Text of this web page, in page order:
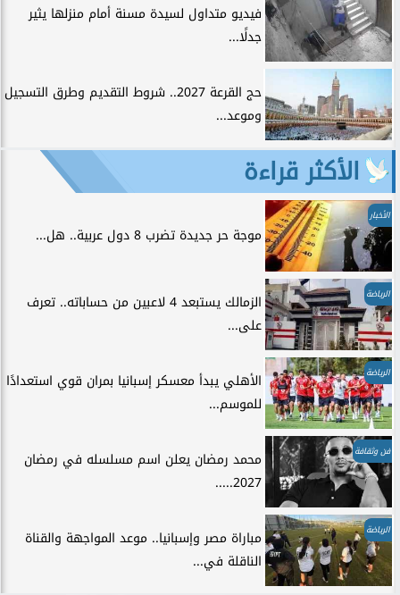
فيديو متداول لسيدة مسنة أمام منزلها يثير
جدلًا...
حج القرعة 2027.. شروط التقديم وطرق التسجيل
وموعد...
الأكثر قراءة
الأخبار
موجة حر جديدة تضرب 8 دول عربية.. هل...
الرياضة
الزمالك يستبعد 4 لاعبين من حساباته.. تعرف
على...
الرياضة
الأهلي يبدأ معسكر إسبانيا بمران قوي استعدادًا
للموسم...
فن وثقافة
محمد رمضان يعلن اسم مسلسله في رمضان
2027.....
الرياضة
مباراة مصر وإسبانيا.. موعد المواجهة والقناة
الناقلة في...